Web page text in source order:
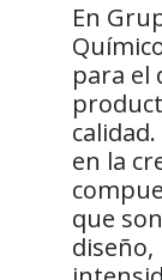
En
para el
en la
que
diseño,